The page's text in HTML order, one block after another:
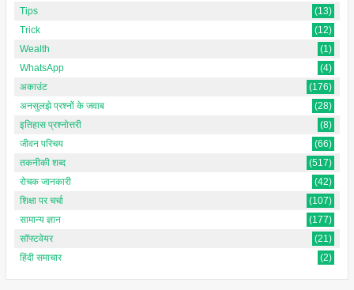
Tips
(13)
Trick
(12)
Wealth
(1)
WhatsApp
(4)
अकाउंट
(176)
अनसुलझे प्रश्नों के जवाब
(28)
इतिहास प्रश्नोत्तरी
(8)
जीवन परिचय
(66)
तकनीकी शब्द
(517)
रोचक जानकारी
(42)
शिक्षा पर चर्चा
(107)
सामान्य ज्ञान
(177)
सॉफ्टवेयर
(21)
हिंदी समाचार
(2)